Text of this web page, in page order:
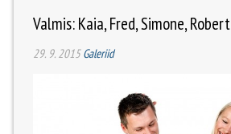
Valmis: Kaia, Fred, Simone, Robert
29. 9. 2015Galeriid